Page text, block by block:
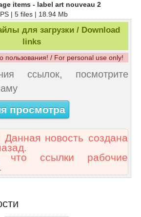
items - label art nouveau 2
| 5 files | 18.94 Mb
для загрузки / Download
links
пользования! / For personal use only!
ссылок, посмотрите
просмотра
Данная новость создана
что ссылки рабочие